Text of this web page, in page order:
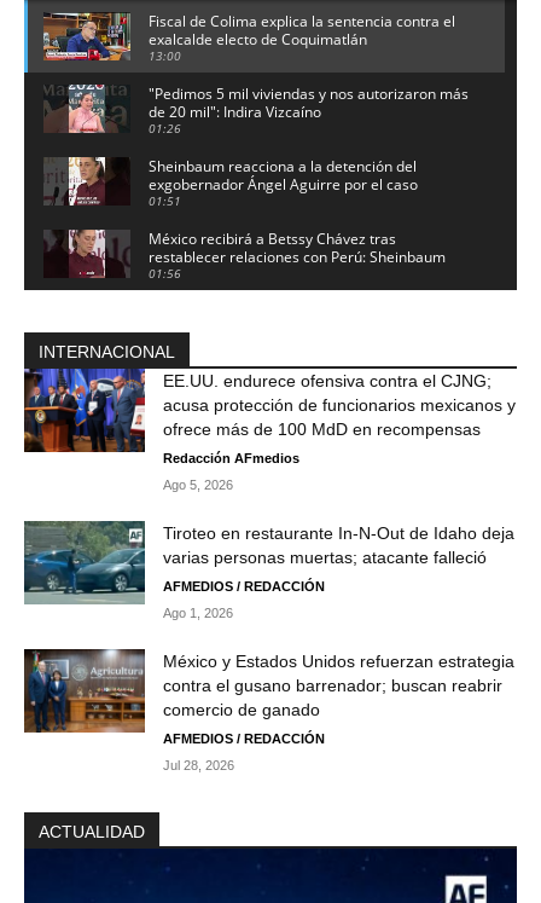
Fiscal de Colima explica la sentencia contra el
exalcalde electo de Coquimatlán
13:00
"Pedimos 5 mil viviendas y nos autorizaron más
de 20 mil": Indira Vizcaíno
01:26
Sheinbaum reacciona a la detención del
exgobernador Ángel Aguirre por el caso
Ayotzinapa
01:51
México recibirá a Betssy Chávez tras
restablecer relaciones con Perú: Sheinbaum
01:56
caso Ayotzinapa
05:30
FGR: Nuevos testimonios revelan que habrían
ocultado videos del caso Ayotzinapa0806 23
Secretario de Salud aclara que no existe brote
02:59
¿Qué necesita Colima para mantener este
ritmo y seguirse consolidando?
01:39
aguacate a EU tras suspensión en Michoacán
Sheinbaum pausa debate sobre derechos de
las audiencias; dialogará con la CIRT
00:55
INTERNACIONAL
EE.UU. endurece ofensiva contra el CJNG;
acusa protección de funcionarios mexicanos y
ofrece más de 100 MdD en recompensas
Redacción AFmedios
Ago 5, 2026
Tiroteo en restaurante In-N-Out de Idaho deja
varias personas muertas; atacante falleció
AFMEDIOS / REDACCIÓN
Ago 1, 2026
México y Estados Unidos refuerzan estrategia
contra el gusano barrenador; buscan reabrir
comercio de ganado
AFMEDIOS / REDACCIÓN
Jul 28, 2026
ACTUALIDAD